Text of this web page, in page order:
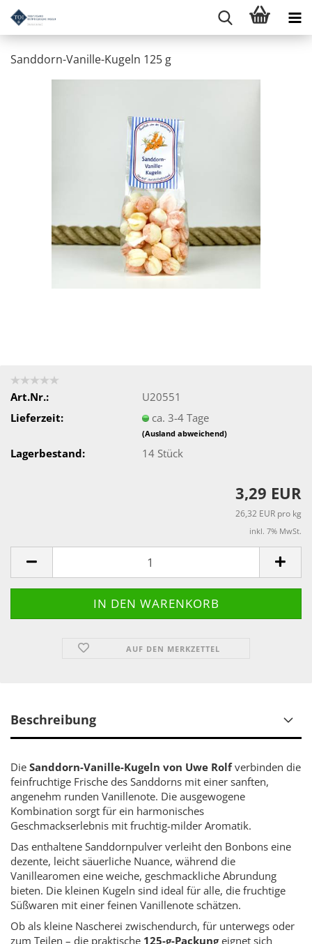
Sanddorn-Vanille-Kugeln 125 g
Art.Nr.:
U20551
Lieferzeit:
ca. 3-4 Tage
(Ausland abweichend)
Lagerbestand: 14 Stück
3,29 EUR
26,32 EUR pro kg
inkl. 7% MwSt.
AUF DEN MERKZETTEL
Beschreibung
Die Sanddorn-Vanille-Kugeln von Uwe Rolfverbinden die
feinfruchtige Frische des Sanddorns mit einer sanften,
angenehm runden Vanillenote. Die ausgewogene
Kombination sorgt für ein harmonisches
Geschmackserlebnis mit fruchtig-milder Aromatik.
Das enthaltene Sanddornpulver verleiht den Bonbons eine
dezente, leicht säuerliche Nuance, während die
Vanillearomen eine weiche, geschmackliche Abrundung
bieten. Die kleinen Kugeln sind ideal für alle, die fruchtige
Süßwaren mit einer feinen Vanillenote schätzen.
Ob als kleine Nascherei zwischendurch, für unterwegs oder
zum Teilen – die praktische 125-g-Packungeignet sich